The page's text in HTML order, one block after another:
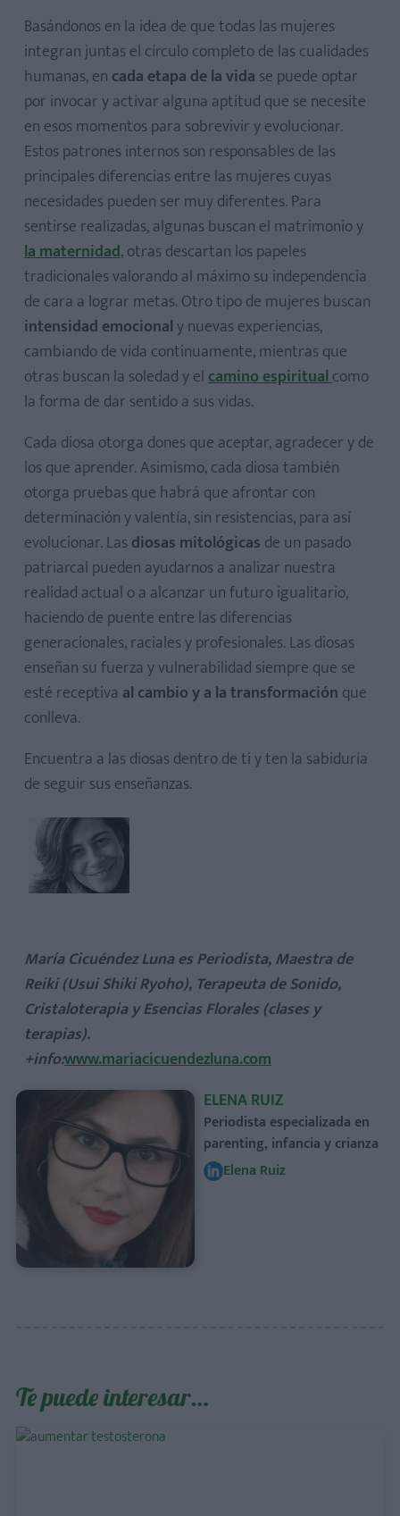
Basándonos en la idea de que todas las mujeres
integran juntas el círculo completo de las cualidades
humanas, en cada etapa de la vida se puede optar
por invocar y activar alguna aptitud que se necesite
en esos momentos para sobrevivir y evolucionar.
Estos patrones internos son responsables de las
principales diferencias entre las mujeres cuyas
necesidades pueden ser muy diferentes. Para
sentirse realizadas, algunas buscan el matrimonio y
la maternidad, otras descartan los papeles
tradicionales valorando al máximo su independencia
de cara a lograr metas. Otro tipo de mujeres buscan
intensidad emocionaly nuevas experiencias,
cambiando de vida continuamente, mientras que
otras buscan la soledad y elcamino espiritualcomo
la forma de dar sentido a sus vidas.
Cada diosa otorga dones que aceptar, agradecer y de
los que aprender. Asimismo, cada diosa también
otorga pruebas que habrá que afrontar con
determinación y valentía, sin resistencias, para así
evolucionar. Las diosas mitológicas de un pasado
patriarcal pueden ayudarnos a analizar nuestra
realidad actual o a alcanzar un futuro igualitario,
haciendo de puente entre las diferencias
generacionales, raciales y profesionales. Las diosas
enseñan su fuerza y vulnerabilidad siempre que se
esté receptiva al cambio y a la transformación que
conlleva.
Encuentra a las diosas dentro de ti y ten la sabiduría
de seguir sus enseñanzas.
María Cicuéndez Lunaes Periodista, Maestra de
Reiki (Usui Shiki Ryoho), Terapeuta de Sonido,
Cristaloterapia y Esencias Florales (clases y
terapias).
+info:www.mariacicuendezluna.com
ELENA RUIZ
Periodista especializada en
parenting, infancia y crianza
Elena Ruiz
Te puede interesar…